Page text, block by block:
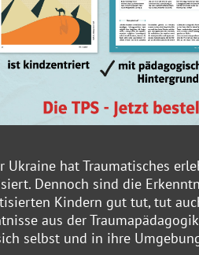
hat Traumatisches
Dennoch sind die
Kindern gut tut, tut
aus der
selbst und in ihre